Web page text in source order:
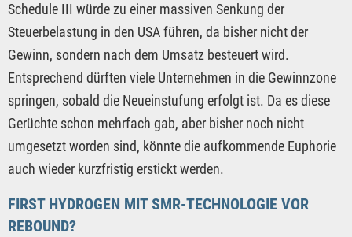
Schedule III würde zu einer massiven Senkung der
Steuerbelastung in den USA führen, da bisher nicht der
Gewinn, sondern nach dem Umsatz besteuert wird.
Entsprechend dürften viele Unternehmen in die Gewinnzone
springen, sobald die Neueinstufung erfolgt ist. Da es diese
Gerüchte schon mehrfach gab, aber bisher noch nicht
umgesetzt worden sind, könnte die aufkommende Euphorie
auch wieder kurzfristig erstickt werden.
FIRST HYDROGEN MIT SMR-TECHNOLOGIE VOR
REBOUND?